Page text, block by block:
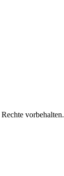
vorbehalten.